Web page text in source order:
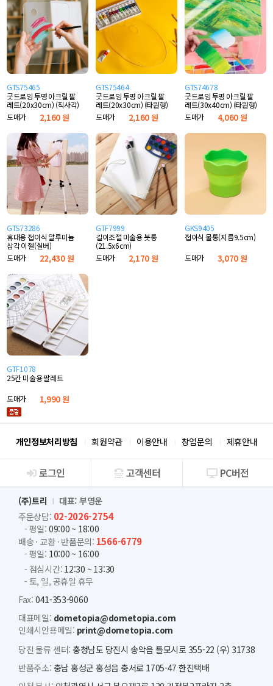
GTS75465
굿드로잉 투명 아크릴 팔
레트(20x30cm) (직사각)
도매가
2,160 원
GTS75464
굿드로잉 투명 아크릴 팔
레트(20x30cm) (타원형)
도매가
2,160 원
GTS74678
굿드로잉 투명 아크릴 팔
레트(30x40cm) (타원형)
도매가
4,060 원
GTS73286
휴대용 접이식 알루미늄
삼각 이젤(실버)
도매가
22,430 원
GTF7999
길이조절 미술용 붓통
(21.5x6cm)
도매가
2,170 원
GKS9405
접이식 물통(지름9.5cm)
도매가
3,070 원
GTF1078
25칸 미술용 팔레트
도매가
1,990 원
개인정보처리방침 회원약관 이용안내 창업문의 제휴안내
회사소개
로그인 고객센터 PC버전
(주)트리
대표: 부영운
주문상담: 02-2026-2754
- 평일: 09:00 ~ 18:00
배송 · 교환 · 반품문의: 1566-6779
- 평일: 10:00 ~ 16:00
- 점심시간: 12:30 ~ 13:30
- 토, 일, 공휴일 휴무
Fax: 041-353-9060
대표메일: dometopia@dometopia.com
인쇄시안용메일: print@dometopia.com
당진 물류 센터: 충청남도 당진시 송악읍 틀모시로 355-22 (우) 31738
반품주소: 충남 홍성군 홍성읍 충서로 1705-47 한진택배